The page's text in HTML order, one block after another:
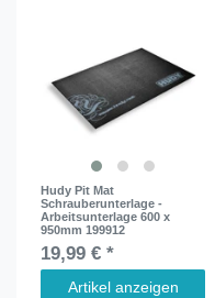
Hudy Pit Mat
Schrauberunterlage -
Arbeitsunterlage 600 x
950mm 199912
19,99 € *
Artikel anzeigen